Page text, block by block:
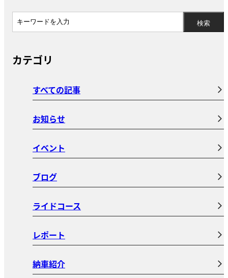
カテゴリ
すべての記事
お知らせ
イベント
ブログ
ライドコース
レポート
納車紹介